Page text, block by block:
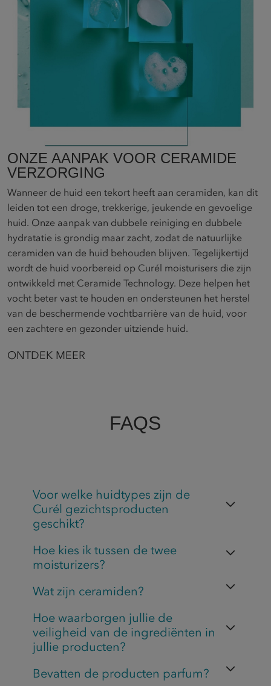
ONZE AANPAK VOOR CERAMIDE
VERZORGING​
Wanneer de huid een tekort heeft aan ceramiden, kan dit
leiden tot een droge, trekkerige, jeukende en gevoelige
huid. Onze aanpak van dubbele reiniging en dubbele
hydratatie is grondig maar zacht, zodat de natuurlijke
ceramiden van de huid behouden blijven. Tegelijkertijd
wordt de huid voorbereid op Curél moisturisers die zijn
ontwikkeld met Ceramide Technology. Deze helpen het
vocht beter vast te houden en ondersteunen het herstel
van de beschermende vochtbarrière van de huid, voor
een zachtere en gezonder uitziende huid.
ONTDEK MEER​
FAQS
Voor welke huidtypes zijn de
Curél gezichtsproducten
geschikt?
Hoe kies ik tussen de twee
moisturizers?
Wat zijn ceramiden?
Hoe waarborgen jullie de
veiligheid van de ingrediënten in
jullie producten?
Bevatten de producten parfum?